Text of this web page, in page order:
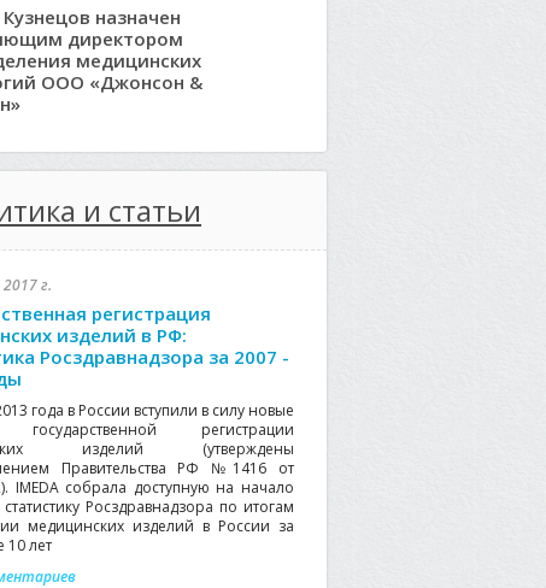
назначен
директором
медицинских
ООО «Джонсон &
и статьи
г.
регистрация
изделий в РФ:
Росздравнадзора за 2007 -
года в России вступили в силу новые
государственной регистрации
изделий (утверждены
Правительства РФ №1416 от
IMEDA собрала доступную на начало
Росздравнадзора по итогам
медицинских изделий в России за
10 лет